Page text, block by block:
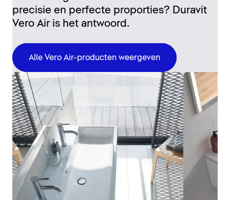
precisie en perfecte proporties? Duravit
Vero Air is het antwoord.
Alle Vero Air-producten weergeven